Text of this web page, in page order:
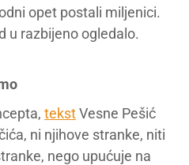
opet postali miljenici.
u razbijeno ogledalo.
tekstVesne Pešić
ni njihove stranke, niti
nego upućuje na